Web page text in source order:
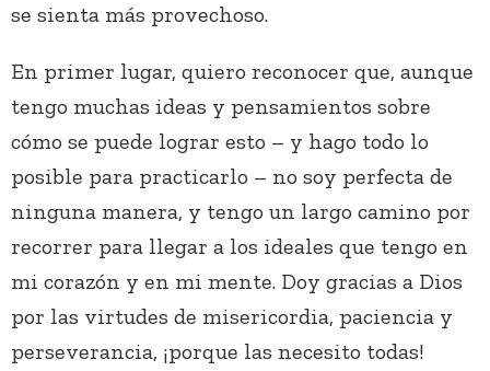
se sienta más provechoso.
En primer lugar, quiero reconocer que, aunque
tengo muchas ideas y pensamientos sobre
cómo se puede lograr esto – y hago todo lo
posible para practicarlo – no soy perfecta de
ninguna manera, y tengo un largo camino por
recorrer para llegar a los ideales que tengo en
mi corazón y en mi mente. Doy gracias a Dios
por las virtudes de misericordia, paciencia y
perseverancia, ¡porque las necesito todas!